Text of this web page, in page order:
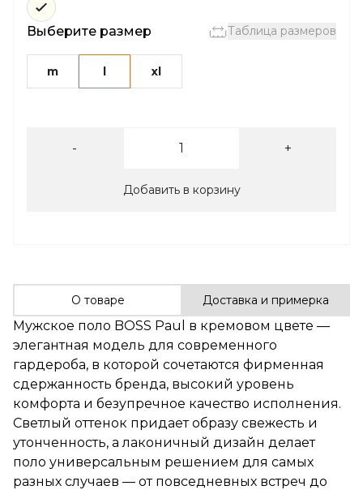
Выберите размер Таблица размеров
m l xl
- +
Добавить в корзину
О товаре Доставка и примерка
Мужское поло BOSS Paul в кремовом цвете —
элегантная модель для современного
гардероба, в которой сочетаются фирменная
сдержанность бренда, высокий уровень
комфорта и безупречное качество исполнения.
Светлый оттенок придает образу свежесть и
утонченность, а лаконичный дизайн делает
поло универсальным решением для самых
разных случаев — от повседневных встреч до